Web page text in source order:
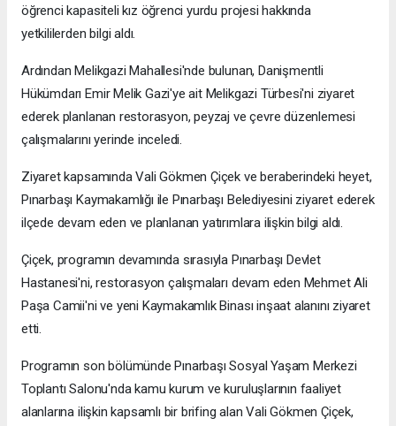
öğrenci kapasiteli kız öğrenci yurdu projesi hakkında
yetkililerden bilgi aldı.
Ardından Melikgazi Mahallesi'nde bulunan, Danişmentli
Hükümdarı Emir Melik Gazi'ye ait Melikgazi Türbesi'ni ziyaret
ederek planlanan restorasyon, peyzaj ve çevre düzenlemesi
çalışmalarını yerinde inceledi.
Ziyaret kapsamında Vali Gökmen Çiçek ve beraberindeki heyet,
Pınarbaşı Kaymakamlığı ile Pınarbaşı Belediyesini ziyaret ederek
ilçede devam eden ve planlanan yatırımlara ilişkin bilgi aldı.
Çiçek, programın devamında sırasıyla Pınarbaşı Devlet
Hastanesi'ni, restorasyon çalışmaları devam eden Mehmet Ali
Paşa Camii'ni ve yeni Kaymakamlık Binası inşaat alanını ziyaret
etti.
Programın son bölümünde Pınarbaşı Sosyal Yaşam Merkezi
Toplantı Salonu'nda kamu kurum ve kuruluşlarının faaliyet
alanlarına ilişkin kapsamlı bir brifing alan Vali Gökmen Çiçek,